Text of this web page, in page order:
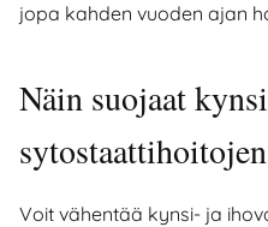
jopa kahden vuoden ajan
Näin suojaat
Voit vähentää kynsi- ja